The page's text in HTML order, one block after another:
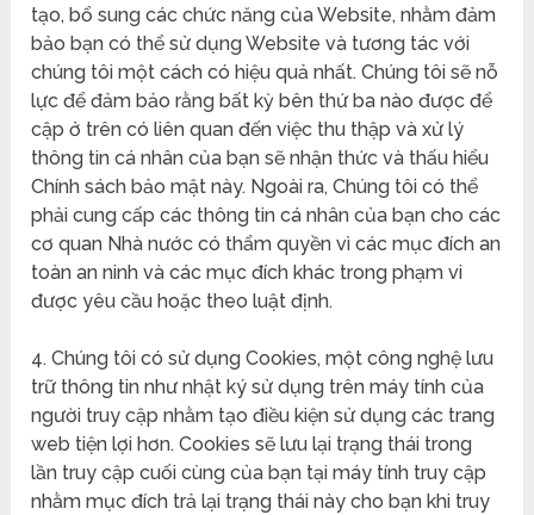
tạo, bổ sung các chức năng của Website, nhằm đảm
bảo bạn có thể sử dụng Website và tương tác với
chúng tôi một cách có hiệu quả nhất. Chúng tôi sẽ nỗ
lực để đảm bảo rằng bất kỳ bên thứ ba nào được để
cập ở trên có liên quan đến việc thu thập và xử lý
thông tin cá nhân của bạn sẽ nhận thức và thấu hiểu
Chính sách bảo mật này. Ngoài ra, Chúng tôi có thể
phải cung cấp các thông tin cá nhân của bạn cho các
cơ quan Nhà nước có thẩm quyền vì các mục đích an
toàn an ninh và các mục đích khác trong phạm vi
được yêu cầu hoặc theo luật định.
4. Chúng tôi có sử dụng Cookies, một công nghệ lưu
trữ thông tin như nhật ký sử dụng trên máy tính của
người truy cập nhằm tạo điều kiện sử dụng các trang
web tiện lợi hơn. Cookies sẽ lưu lại trạng thái trong
lần truy cập cuối cùng của bạn tại máy tính truy cập
nhằm mục đích trả lại trạng thái này cho bạn khi truy